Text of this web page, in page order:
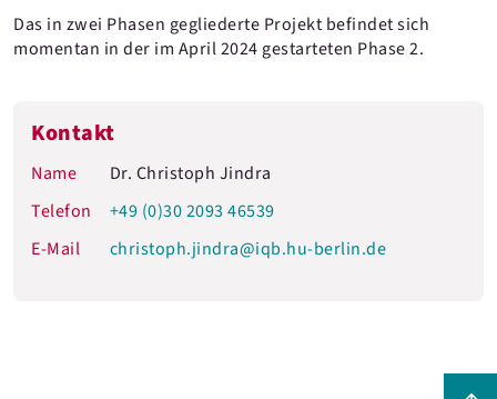
Das in zwei Phasen gegliederte Projekt befindet sich
momentan in der im April 2024 gestarteten Phase 2.
Kontakt
Name
Dr. Christoph Jindra
Telefon
+49 (0)30 2093 46539
E-Mail
christoph.jindra@iqb.hu-berlin.de